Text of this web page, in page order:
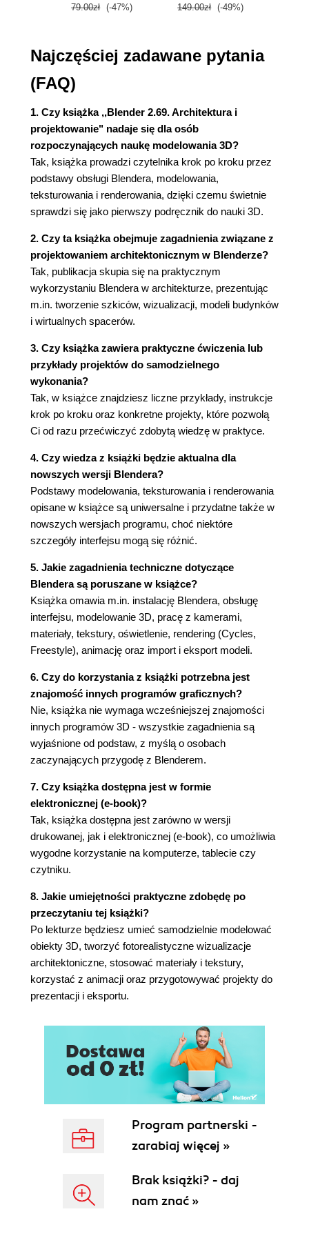
wierzchołek/krawędź/ściana (48)
2.2. Stół, krzesło (55)
2.2.2. Edge slide - przesuwanie krawędzi (58)
2.2.4. Duplikaty (60)
2.2.5. Snap (61)
2.2.6. Widok siatki (Wireframe) (62)
2.2.7. Snap Element (63)
2.2.8. Border Select (65)
2.2.9. Nazwy obiektów (67)
2.3. Modyfikatory (na początek dwa) (68)
2.3.1. Modyfikator Mirror (lustro) (70)
2.3.2. Modyfikator Array (szereg) (71)
2.3.3. Dwa słowa o skali (73)
Rozdział 3. Garść podstaw przeróżnych (79)
3.1. Render (79)
3.1.1. Pierwszy render (80)
3.1.2. Wielkość renderu (82)
3.2. Kamera (84)
3.2.1. Właściwości kamery (85)
3.2.2. Obiektyw (85)
3.2.3. Rzut prostopadły w kamerze (88)
3.2.4. Połączenie kamery z widokiem (88)
widoku (89)
3.3. Świat (World) (90)
3.3.1. Horyzont, zenit, otoczenie (94)
3.4. Warstwy (Layers) i chowanie obiektów (Hide)
(96)
3.4.1. Chowanie obiektów (99)
Rozdział 4. Modelowanie (konkrety) (103)
4.1. Rysunki referencyjne (103)
4.2. Budujemy nowy dom (106)
4.2.1. Punkt Origin (108)
4.2.2. Modyfikator Solidify (110)
4.2.4. Rozdzielanie obiektów (121)
4.2.5. Usuwanie dubli (125)
4.2.6. Normals - prostopadłe (127)
4.2.7. Łączenie obiektów (131)
4.2.8. Rodzic - dziecko (139)
4.3. Schody (142)
4.3.1. Empty (pusta) (144)
Rozdział 5. Rendery, materiały, światła (151)
5.1. Silnik renderowy Cycles (151)
5.1.1. Cycles (153)
5.1.2. Materiały (155)
5.1.5. Modyfikator Subdivision Surface (167)
5.1.6. Współczynnik załamania światła (IOR) i
szorstkość materiałów (170)
5.2. Renderowanie za pomocą karty graficznej
(GPU) (172)
5.3. Oświetlenie w Cycles (i inne ważne tematy,
które pojawią się przy okazji) (174)
5.3.2. Bridge Edge Loops (180)
5.3.3. Materiały o łączonych właściwościach
(Mix Shader) (184)
5.3.4. Lampy specjalne - Spot (186)
5.3.5. Lampa typu Point (192)
5.3.6. Słońce (Sun) (193)
5.3.7. Niewidoczne świecące ściany i Ray
Visibility (195)
Rozdział 6. Węzły (Nodes), tekstury i UV (199)
6.1. Węzły (Nodes) (199)
79.00zł (-47%) 149.00zł (-49%)
Najczęściej zadawane pytania
(FAQ)
1. Czy książka ,,Blender 2.69. Architektura i
projektowanie" nadaje się dla osób
rozpoczynających naukę modelowania 3D?
Tak, książka prowadzi czytelnika krok po kroku przez
podstawy obsługi Blendera, modelowania,
teksturowania i renderowania, dzięki czemu świetnie
sprawdzi się jako pierwszy podręcznik do nauki 3D.
2. Czy ta książka obejmuje zagadnienia związane z
projektowaniem architektonicznym w Blenderze?
Tak, publikacja skupia się na praktycznym
wykorzystaniu Blendera w architekturze, prezentując
m.in. tworzenie szkiców, wizualizacji, modeli budynków
i wirtualnych spacerów.
3. Czy książka zawiera praktyczne ćwiczenia lub
przykłady projektów do samodzielnego
wykonania?
Tak, w książce znajdziesz liczne przykłady, instrukcje
krok po kroku oraz konkretne projekty, które pozwolą
Ci od razu przećwiczyć zdobytą wiedzę w praktyce.
4. Czy wiedza z książki będzie aktualna dla
nowszych wersji Blendera?
Podstawy modelowania, teksturowania i renderowania
opisane w książce są uniwersalne i przydatne także w
nowszych wersjach programu, choć niektóre
szczegóły interfejsu mogą się różnić.
5. Jakie zagadnienia techniczne dotyczące
Blendera są poruszane w książce?
Książka omawia m.in. instalację Blendera, obsługę
interfejsu, modelowanie 3D, pracę z kamerami,
materiały, tekstury, oświetlenie, rendering (Cycles,
Freestyle), animację oraz import i eksport modeli.
6. Czy do korzystania z książki potrzebna jest
znajomość innych programów graficznych?
Nie, książka nie wymaga wcześniejszej znajomości
innych programów 3D - wszystkie zagadnienia są
wyjaśnione od podstaw, z myślą o osobach
zaczynających przygodę z Blenderem.
7. Czy książka dostępna jest w formie
elektronicznej (e-book)?
Tak, książka dostępna jest zarówno w wersji
drukowanej, jak i elektronicznej (e-book), co umożliwia
wygodne korzystanie na komputerze, tablecie czy
czytniku.
8. Jakie umiejętności praktyczne zdobędę po
przeczytaniu tej książki?
Po lekturze będziesz umieć samodzielnie modelować
obiekty 3D, tworzyć fotorealistyczne wizualizacje
architektoniczne, stosować materiały i tekstury,
korzystać z animacji oraz przygotowywać projekty do
prezentacji i eksportu.
Program partnerski -
zarabiaj więcej »
Brak książki? - daj
nam znać »